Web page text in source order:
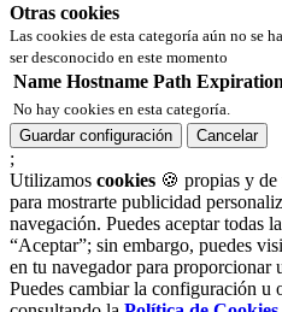
Otras cookies
Las cookies de esta categoría aún no se
ser desconocido en este momento
Name Hostname Path Expiration
No hay cookies en esta categoría.
Guardar configuración
Cancelar
;
Utilizamos cookies 🍪 propias y
para mostrarte publicidad
navegación. Puedes aceptar todas
“Aceptar”; sin embargo, puedes
en tu navegador para proporcionar
Puedes cambiar la configuración u